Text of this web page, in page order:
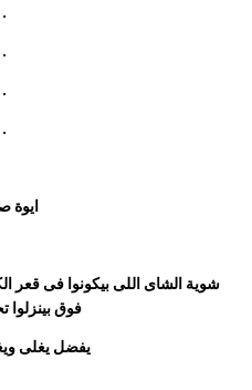
ايوة
شوية الشاى اللى بيكونوا فى قعر
فوق بينزلوا
يفضل يغلى